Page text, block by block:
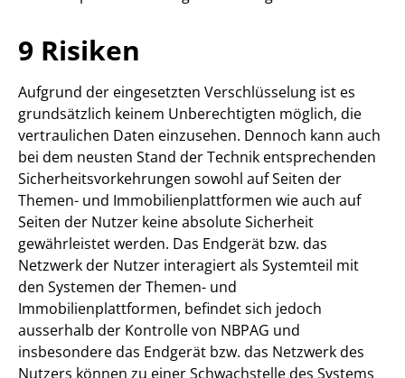
9 Risiken
Aufgrund der eingesetzten Verschlüsselung ist es
grundsätzlich keinem Unberechtigten möglich, die
vertraulichen Daten einzusehen. Dennoch kann auch
bei dem neusten Stand der Technik entsprechenden
Sicherheitsvorkehrungen sowohl auf Seiten der
Themen- und Immobilienplattformen wie auch auf
Seiten der Nutzer keine absolute Sicherheit
gewährleistet werden. Das Endgerät bzw. das
Netzwerk der Nutzer interagiert als Systemteil mit
den Systemen der Themen- und
Immobilienplattformen, befindet sich jedoch
ausserhalb der Kontrolle von NBPAG und
insbesondere das Endgerät bzw. das Netzwerk des
Nutzers können zu einer Schwachstelle des Systems